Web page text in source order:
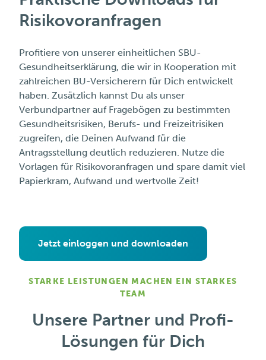
Risikovoranfragen
Profitiere von unserer einheitlichen SBU-
Gesundheitserklärung, die wir in Kooperation mit
zahlreichen BU-Versicherern für Dich entwickelt
haben. Zusätzlich kannst Du als unser
Verbundpartner auf Fragebögen zu bestimmten
Gesundheitsrisiken, Berufs- und Freizeitrisiken
zugreifen, die Deinen Aufwand für die
Antragsstellung deutlich reduzieren. Nutze die
Vorlagen für Risikovoranfragen und spare damit viel
Papierkram, Aufwand und wertvolle Zeit!
Jetzt einloggen und downloaden
STARKE LEISTUNGEN MACHEN EIN STARKES
TEAM
Unsere Partner und Profi-
Lösungen für Dich